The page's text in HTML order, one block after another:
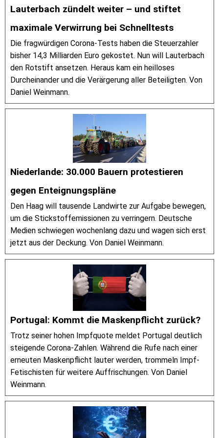
Lauterbach zündelt weiter – und stiftet
maximale Verwirrung bei Schnelltests
Die fragwürdigen Corona-Tests haben die Steuerzahler
bisher 14,3 Milliarden Euro gekostet. Nun will Lauterbach
den Rotstift ansetzen. Heraus kam ein heilloses
Durcheinander und die Verärgerung aller Beteiligten. Von
Daniel Weinmann.
Niederlande: 30.000 Bauern protestieren
gegen Enteignungspläne
Den Haag will tausende Landwirte zur Aufgabe bewegen,
um die Stickstoffemissionen zu verringern. Deutsche
Medien schwiegen wochenlang dazu und wagen sich erst
jetzt aus der Deckung. Von Daniel Weinmann.
Portugal: Kommt die Maskenpflicht zurück?
Trotz seiner hohen Impfquote meldet Portugal deutlich
steigende Corona-Zahlen. Während die Rufe nach einer
erneuten Maskenpflicht lauter werden, trommeln Impf-
Fetischisten für weitere Auffrischungen. Von Daniel
Weinmann.